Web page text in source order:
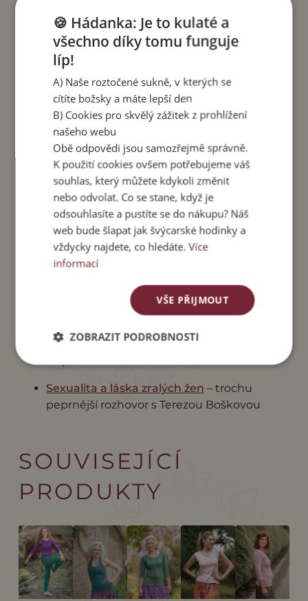
Velikost M - vhodná pro velikosti S a M. Délka
sukně 100 cm. Obvod pasu v klidu 68 cm.
Maximální obvod pasu 100 cm.
Velikost L
- vhodná pro velikosti L a XL.Délka
sukně 110 cm. Obvod pasu v klidu 70 cm.
Maximální obvod pasu 115 cm.
Materiál: 100 % viskóza, vosková batika. Lem: 90
% viskóza + 10% spandex.
Perte v pračce do 40 stupňů, sušte v
sušičce nebo naruby v polostínu. Kvůli možnému
vyšisování nesušte na přímém slunci.
Čtení ke kávě:
Jak to vidí stylistka – o barvách, křivkách a
tipech, jak nosit pachasukně se stylistkou
Michaelou Tutko.
Saka jako stvořená k vašim sukním
Sexualita a láska zralých žen – trochu
peprnější rozhovor s Terezou Boškovou
SOUVISEJÍCÍ
PRODUKTY
🍪 Hádanka: Je to kulaté a
všechno díky tomu funguje
líp!
A) Naše roztočené sukně, v kterých se
cítíte božsky a máte lepší den
B) Cookies pro skvělý zážitek z prohlížení
našeho webu
Obě odpovědi jsou samozřejmě správně.
K použití cookies ovšem potřebujeme váš
souhlas, který můžete kdykoli změnit
nebo odvolat. Co se stane, když je
odsouhlasíte a pustíte se do nákupu? Náš
web bude šlapat jak švýcarské hodinky a
vždycky najdete, co hledáte.Více
informací
VŠE PŘIJMOUT
ZOBRAZIT PODROBNOSTI